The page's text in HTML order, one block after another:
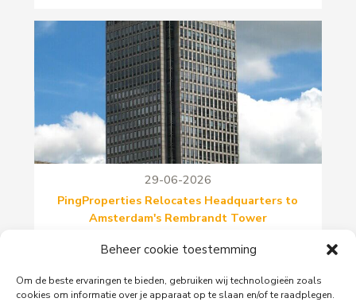
Beheer cookie toestemming
Om de beste ervaringen te bieden, gebruiken wij technologieën zoals
cookies om informatie over je apparaat op te slaan en/of te raadplegen.
29-06-2026
PingProperties Relocates Headquarters to
Amsterdam's Rembrandt Tower
PingProperties has relocated its headquarters to
Rembrandt Tower, the iconic office building at
Amstelplein in Amsterdam.